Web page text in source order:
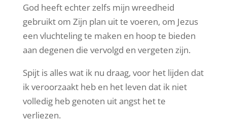
God heeft echter zelfs mijn wreedheid
gebruikt om Zijn plan uit te voeren, om Jezus
een vluchteling te maken en hoop te bieden
aan degenen die vervolgd en vergeten zijn.
Spijt is alles wat ik nu draag, voor het lijden dat
ik veroorzaakt heb en het leven dat ik niet
volledig heb genoten uit angst het te
verliezen.